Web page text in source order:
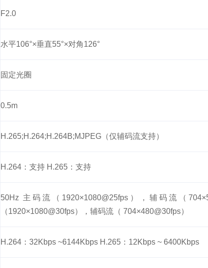
F2.0
水平106°×垂直55°×对角126°
固定光圈
0.5m
H.265;H.264;H.264B;MJPEG（仅辅码流支持）
H.264：支持 H.265：支持
50Hz 主码流（1920×1080@25fps），辅码流（
（1920×1080@30fps），辅码流（ 704×480@30fps）
H.264：32Kbps ~6144Kbps H.265：12Kbps ~ 6400Kbps